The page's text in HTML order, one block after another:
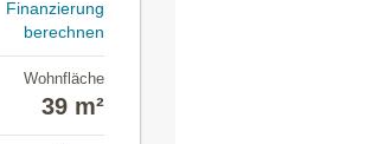
Finanzierung
berechnen
Wohnfläche
39 m²